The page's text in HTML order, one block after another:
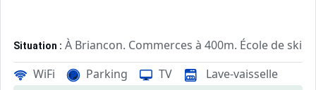
Situation : À Briancon. Commerces à 400m. École de ski
Appartement de particulier :Confortable et tout équipé.
WiFi Parking TV Lave-vaisselle